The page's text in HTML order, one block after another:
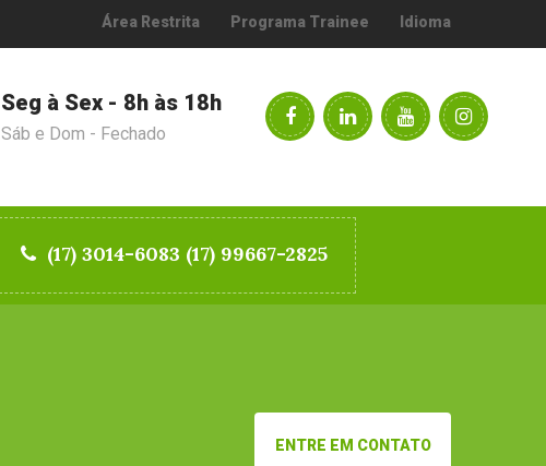
Área Restrita Programa Trainee Idioma
Seg à Sex - 8h às 18h
Sáb e Dom - Fechado
(17) 3014-6083 (17) 99667-2825
ENTRE EM CONTATO